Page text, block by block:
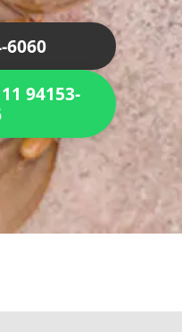
6060
94153-